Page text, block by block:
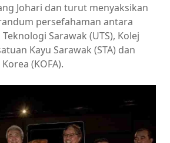
Johari dan turut menyaksikan
persefahaman antara
Teknologi Sarawak (UTS), Kolej
Kayu Sarawak (STA) dan
(KOFA).